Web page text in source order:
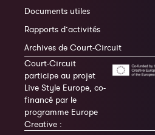
Documents utiles
Rapports d’activités
Archives de Court-Circuit
Court-Circuit
participe au projet
Live Style Europe, co-
financé par le
programme Europe
Creative :